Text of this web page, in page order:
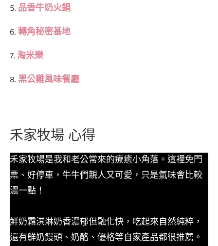
5.品香牛奶火鍋
6.轉角秘密基地
7.淘米樂
8.黑公雞風味餐廳
禾家牧場 心得
禾家牧場是我和老公常來的療癒小角落。這裡免門
票、好停車，牛牛們親人又可愛，只是氣味會比較
濃一點！
鮮奶霜淇淋奶香濃郁但融化快，吃起來自然純粹，
還有鮮奶饅頭、奶酪、優格等自家產品都很推薦。